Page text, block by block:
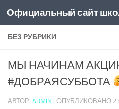
Skip to content
БЕЗ РУБРИКИ
МЫ НАЧИНАМ
#ДОБРАЯСУББОТА
АВТОР: ADMIN · ОПУБЛИКОВАНО